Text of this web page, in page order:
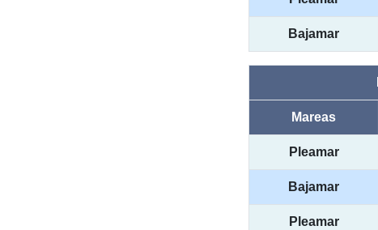
Bajamar
Mareas
Pleamar
Bajamar
Pleamar